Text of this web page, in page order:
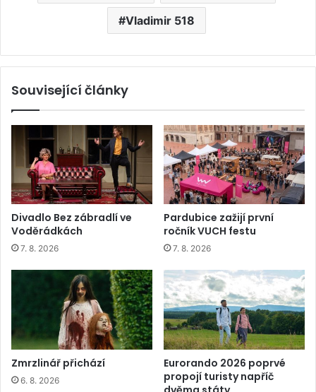
Vladimir 518
Související články
Divadlo Bez zábradlí ve
Voděrádkách
7. 8. 2026
Pardubice zažijí první
ročník VUCH festu
7. 8. 2026
Zmrzlinář přichází
6. 8. 2026
Eurorando 2026 poprvé
propojí turisty napříč